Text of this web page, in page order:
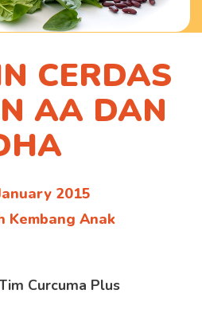
CERDAS
AA DAN
2015
Kembang Anak
Curcuma Plus